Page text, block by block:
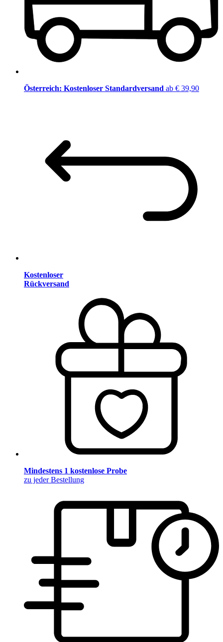
Österreich: Kostenloser Standardversand ab € 39,90
Kostenloser
Rückversand
Mindestens 1 kostenlose Probe
zu jeder Bestellung